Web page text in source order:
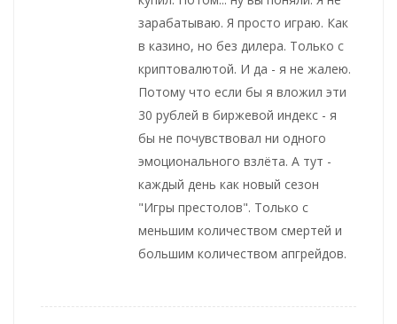
зарабатываю. Я просто играю. Как
в казино, но без дилера. Только с
криптовалютой. И да - я не жалею.
Потому что если бы я вложил эти
30 рублей в биржевой индекс - я
бы не почувствовал ни одного
эмоционального взлёта. А тут -
каждый день как новый сезон
"Игры престолов". Только с
меньшим количеством смертей и
большим количеством апгрейдов.